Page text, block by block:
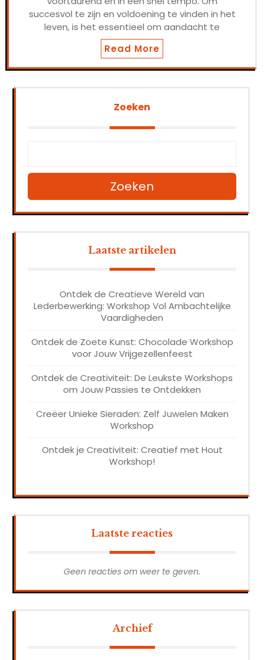
succesvol te zijn en voldoening te vinden in het
leven, is het essentieel om aandacht te
Read More
Zoeken
Zoeken
Laatste artikelen
Ontdek de Creatieve Wereld van
Lederbewerking: Workshop Vol Ambachtelijke
Vaardigheden
Ontdek de Zoete Kunst: Chocolade Workshop
voor Jouw Vrijgezellenfeest
Ontdek de Creativiteit: De Leukste Workshops
om Jouw Passies te Ontdekken
Creëer Unieke Sieraden: Zelf Juwelen Maken
Workshop
Ontdek je Creativiteit: Creatief met Hout
Workshop!
Laatste reacties
Geen reacties om weer te geven.
Archief